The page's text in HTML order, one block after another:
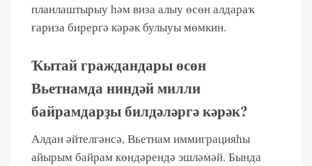
планлаштырыу һәм виза алыу өсөн алдараҡ
ғариза бирергә кәрәк булыуы мөмкин.
Ҡытай граждандары өсөн
Вьетнамда ниндәй милли
байрамдарҙы билдәләргә кәрәк?
Алдан әйтелгәнсә, Вьетнам иммиграцияһы
айырым байрам көндәрендә эшләмәй. Бында